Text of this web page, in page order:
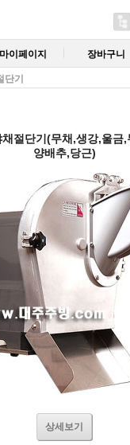
마이페이지 장바구니
단기
절단기(무채,생강,울금,
양배추,당근)
상세보기